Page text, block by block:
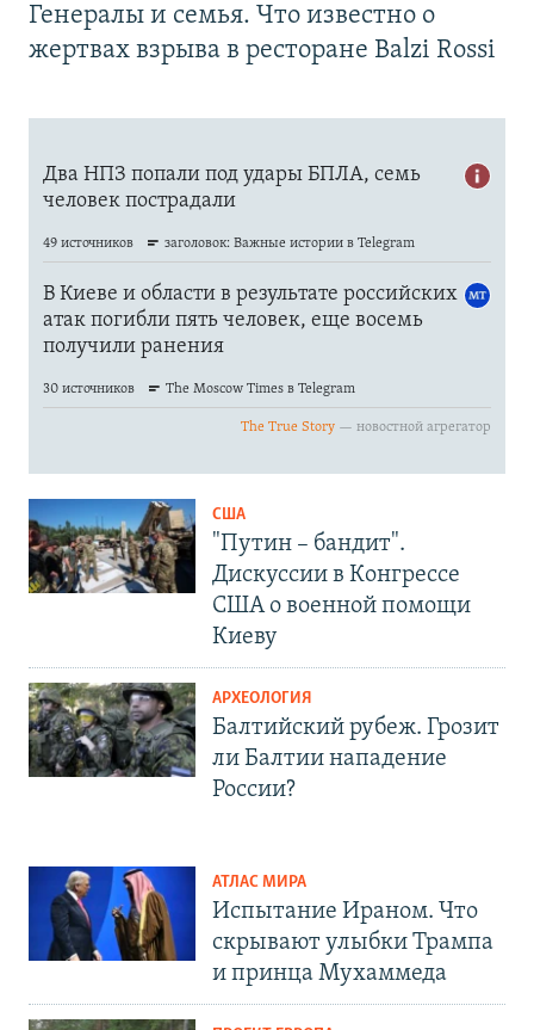
Генералы и семья. Что известно о
жертвах взрыва в ресторане Balzi Rossi
США
"Путин – бандит".
Дискуссии в Конгрессе
США о военной помощи
Киеву
АРХЕОЛОГИЯ
Балтийский рубеж. Грозит
ли Балтии нападение
России?
АТЛАС МИРА
Испытание Ираном. Что
скрывают улыбки Трампа
и принца Мухаммеда